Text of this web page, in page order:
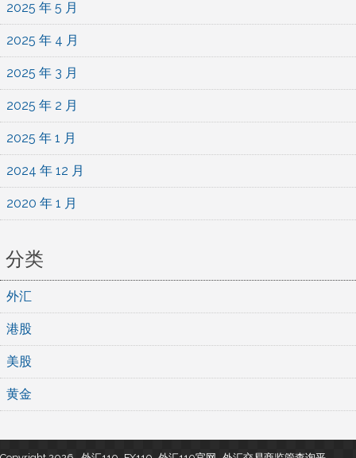
2025 年 5 月
2025 年 4 月
2025 年 3 月
2025 年 2 月
2025 年 1 月
2024 年 12 月
2020 年 1 月
分类
外汇
港股
美股
黄金